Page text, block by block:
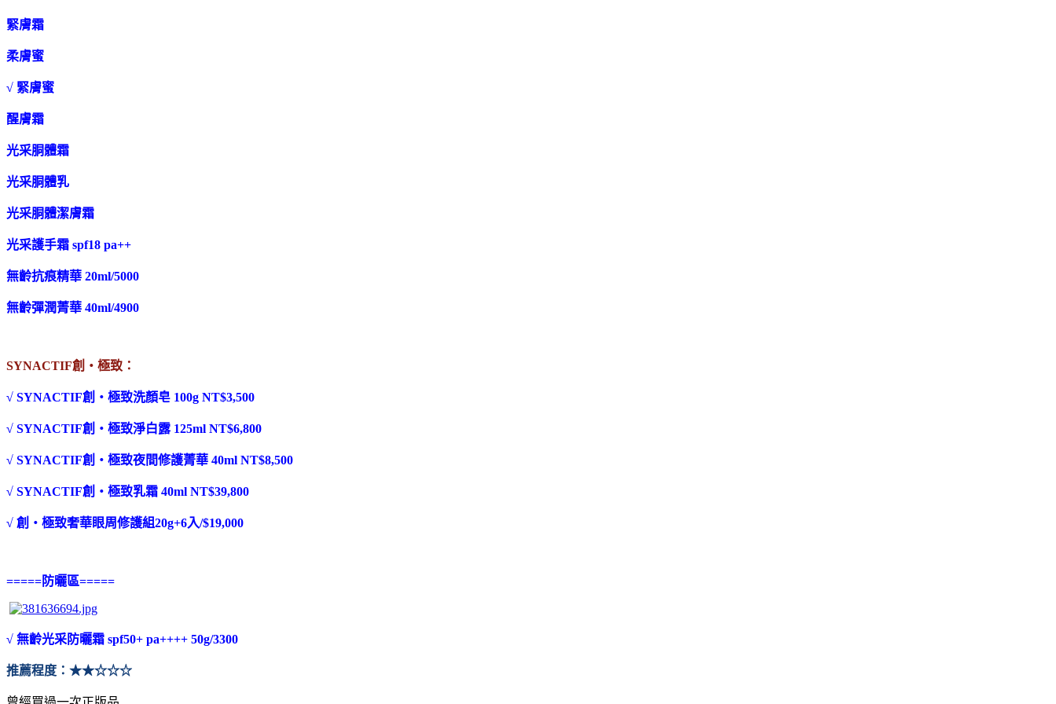
緊膚霜
柔膚蜜
√ 緊膚蜜
醒膚霜
光采胴體霜
光采胴體乳
光采胴體潔膚霜
光采護手霜 spf18 pa++
無齡抗痕精華 20ml/5000
無齡彈潤菁華 40ml/4900
SYNACTIF創‧極致：
√ SYNACTIF創‧極致洗顏皂 100g NT$3,500
√ SYNACTIF創‧極致淨白露 125ml NT$6,800
√ SYNACTIF創‧極致夜間修護菁華 40ml NT$8,500
√ SYNACTIF創‧極致乳霜 40ml NT$39,800
√ 創‧極致奢華眼周修護組20g+6入/$19,000
=====防曬區=====
√ 無齡光采防曬霜 spf50+ pa++++ 50g/3300
推薦程度：★★☆☆☆